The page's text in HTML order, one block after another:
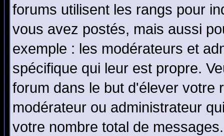
forums utilisent les rangs pour
vous avez postés, mais aussi
exemple : les modérateurs et
spécifique qui leur est propre.
forum dans le but d'élever votre
modérateur ou administrateur
votre nombre total de messages.